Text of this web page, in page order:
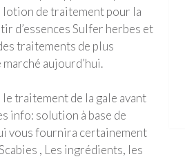
lotion de traitement pour la
d’essences Sulfer herbes et
traitements de plus
aujourd’hui.
traitement de la gale avant
info: solution à base de
vous fournira certainement
, Les ingrédients, les